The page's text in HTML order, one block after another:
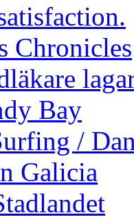
Chronicles
Bay
/
Galicia